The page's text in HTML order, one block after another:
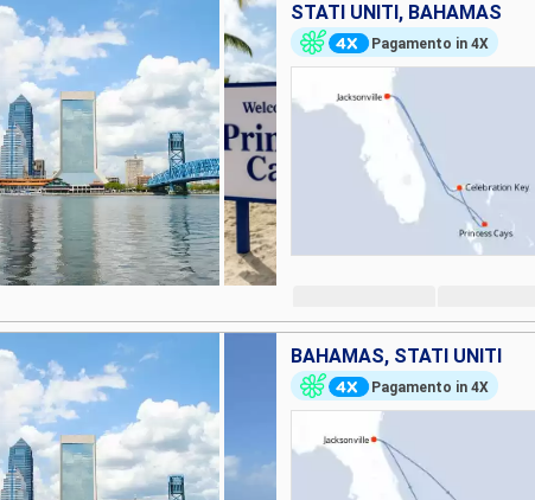
STATI UNITI, BAHAMAS
Pagamento in 4X
BAHAMAS, STATI UNITI
Pagamento in 4X